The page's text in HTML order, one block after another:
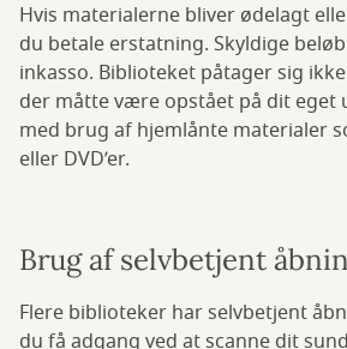
Hvis materialerne bliver ødelagt
du betale erstatning. Skyldige
inkasso. Biblioteket påtager sig
der måtte være opstået på dit eget
med brug af hjemlånte materialer
eller DVD’er.
Brug af selvbetjent
Flere biblioteker har selvbetjent
du få adgang ved at scanne dit